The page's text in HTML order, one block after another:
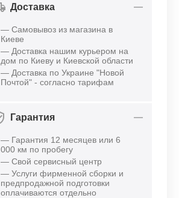
Доставка
— Самовывоз из магазина в
Киеве
— Доставка нашим курьером на
дом по Киеву и Киевской области
— Доставка по Украине "Новой
Почтой" - согласно тарифам
Гарантия
— Гарантия 12 месяцев или 6
000 км по пробегу
— Свой сервисный центр
— Услуги фирменной сборки и
предпродажной подготовки
оплачиваются отдельно